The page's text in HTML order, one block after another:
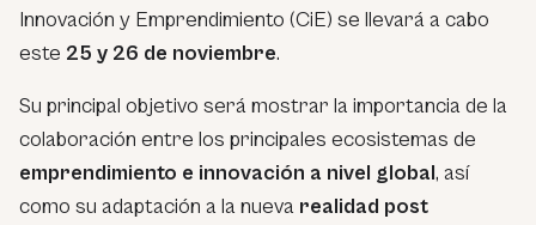
Innovación y Emprendimiento (CiE) se llevará a cabo
este 25 y 26 de noviembre.
Su principal objetivo será mostrar la importancia de la
colaboración entre los principales ecosistemas de
emprendimiento e innovación a nivel global, así
como su adaptación a la nueva realidad post